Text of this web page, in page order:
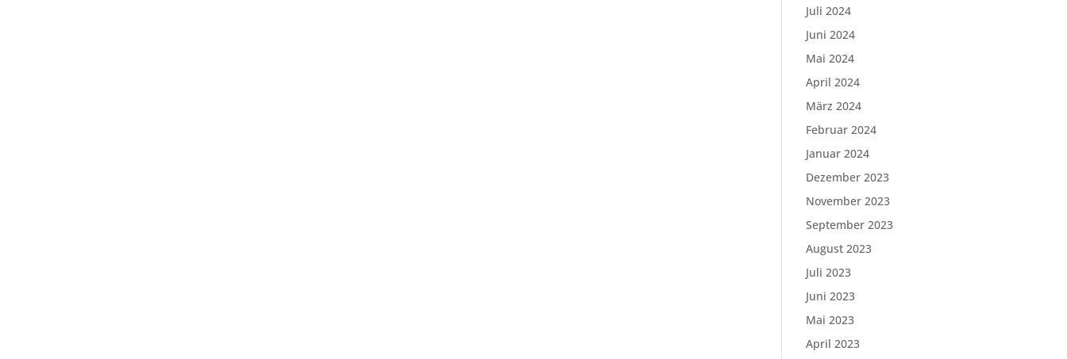
Juli 2024
Juni 2024
Mai 2024
April 2024
März 2024
Februar 2024
Januar 2024
Dezember 2023
November 2023
September 2023
August 2023
Juli 2023
Juni 2023
Mai 2023
April 2023